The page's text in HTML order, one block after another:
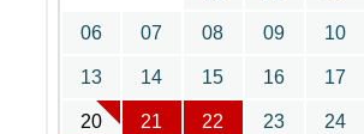
06 07 08 09 10
13 14 15 16 17
20 21 22 23 24